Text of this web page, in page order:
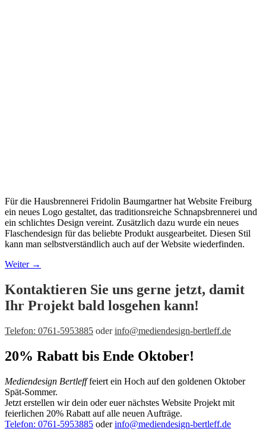
Für die Hausbrennerei Fridolin Baumgartner hat Website Freiburg
ein neues Logo gestaltet, das traditionsreiche Schnapsbrennerei und
ein schlichtes Design vereint. Zusätzlich dazu wurde ein neues
Flaschendesign für das beliebte Produkt ausgearbeitet. Diesen Stil
kann man selbstverständlich auch auf der Website wiederfinden.
Weiter →
Kontaktieren Sie uns gerne jetzt, damit
Ihr Projekt bald losgehen kann!
Telefon: 0761-5953885 oderinfo@mediendesign-bertleff.de
20% Rabatt bis Ende Oktober!
Mediendesign Bertlefffeiert ein Hoch auf den goldenen Oktober
Spät-Sommer.
Jetzt erstellen wir dein oder euer nächstes Website Projekt mit
feierlichen 20% Rabatt auf alle neuen Aufträge.
Telefon: 0761-5953885 oderinfo@mediendesign-bertleff.de